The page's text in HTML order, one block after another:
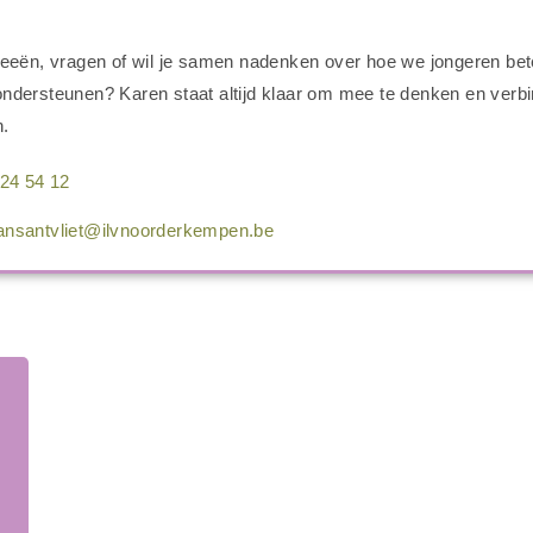
vragen of wil je samen nadenken over hoe we jongeren
Karen staat altijd klaar om mee te denken en
54 12